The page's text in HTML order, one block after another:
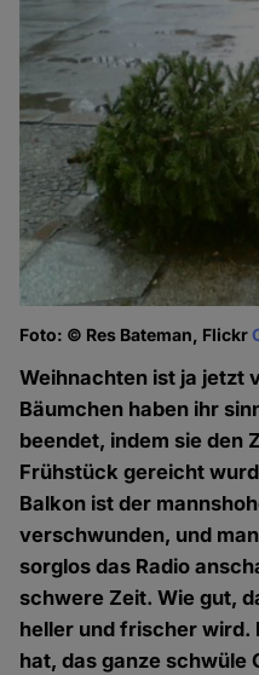
Foto: © Res Bateman, Flickr
Weihnachten ist ja jetzt
Bäumchen haben ihr
beendet, indem sie den
Frühstück gereicht
Balkon ist der
verschwunden, und
sorglos das Radio
schwere Zeit. Wie gut,
heller und frischer wird.
hat, das ganze schwüle